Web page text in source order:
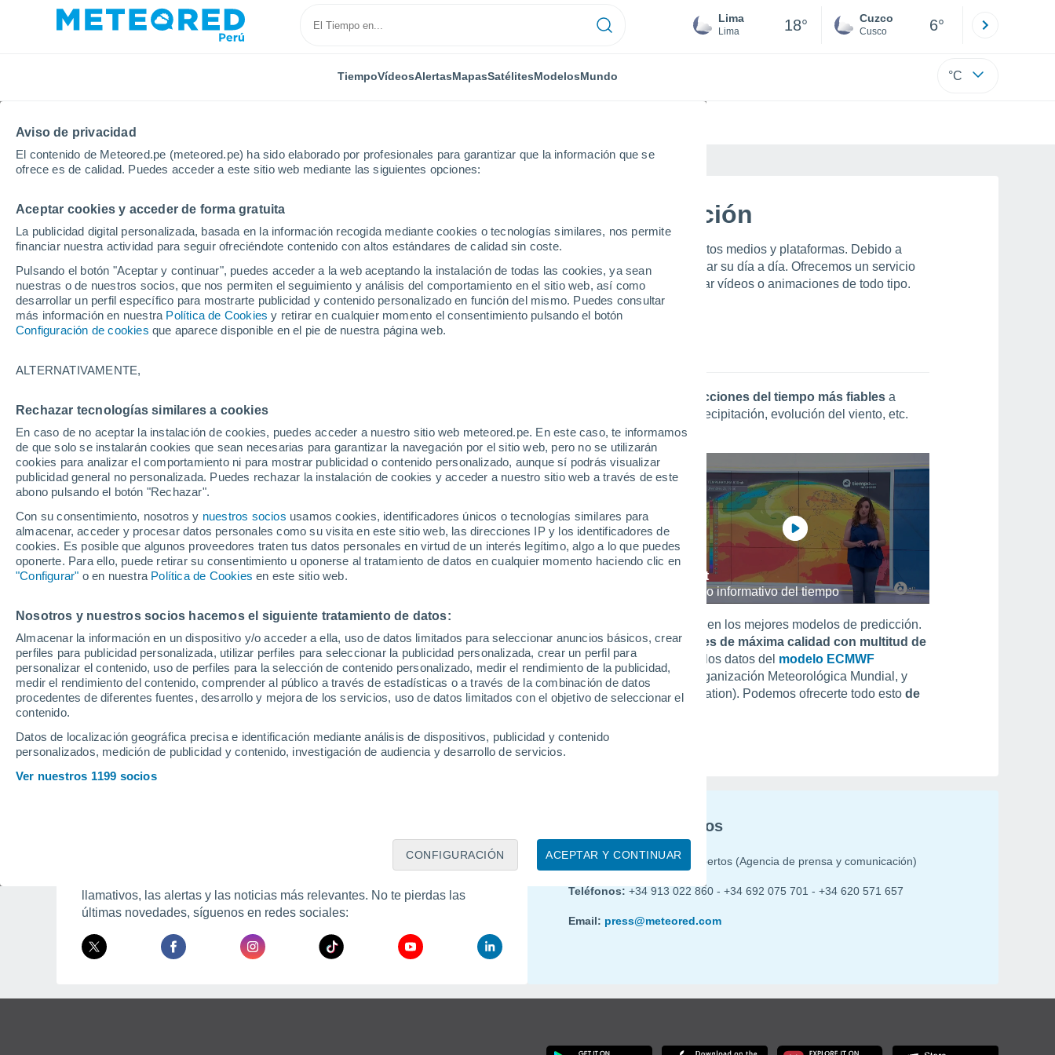
Aviso de privacidad
El contenido de Meteored.pe (meteored.pe) ha sido elaborado por profesionales para garantizar que la información que se
ofrece es de calidad. Puedes acceder a este sitio web mediante las siguientes opciones:
Aceptar cookies y acceder de forma gratuita
La publicidad digital personalizada, basada en la información recogida mediante cookies o tecnologías similares, nos permite
financiar nuestra actividad para seguir ofreciéndote contenido con altos estándares de calidad sin coste.
Pulsando el botón "Aceptar y continuar", puedes acceder a la web aceptando la instalación de todas las cookies, ya sean
nuestras o de nuestros socios, que nos permiten el seguimiento y análisis del comportamiento en el sitio web, así como
desarrollar un perfil específico para mostrarte publicidad y contenido personalizado en función del mismo. Puedes consultar
más información en nuestra Política de Cookies y retirar en cualquier momento el consentimiento pulsando el botón
Configuración de cookies que aparece disponible en el pie de nuestra página web.
ALTERNATIVAMENTE,
Rechazar tecnologías similares a cookies
En caso de no aceptar la instalación de cookies, puedes acceder a nuestro sitio web meteored.pe. En este caso, te informamos
de que solo se instalarán cookies que sean necesarias para garantizar la navegación por el sitio web, pero no se utilizarán
cookies para analizar el comportamiento ni para mostrar publicidad o contenido personalizado, aunque sí podrás visualizar
publicidad general no personalizada. Puedes rechazar la instalación de cookies y acceder a nuestro sitio web a través de este
abono pulsando el botón "Rechazar".
Con su consentimiento, nosotros y nuestros socios usamos cookies, identificadores únicos o tecnologías similares para
almacenar, acceder y procesar datos personales como su visita en este sitio web, las direcciones IP y los identificadores de
cookies. Es posible que algunos proveedores traten tus datos personales en virtud de un interés legítimo, algo a lo que puedes
oponerte. Para ello, puede retirar su consentimiento u oponerse al tratamiento de datos en cualquier momento haciendo clic en
"Configurar" o en nuestra Política de Cookies en este sitio web.
Nosotros y nuestros socios hacemos el siguiente tratamiento de datos:
Almacenar la información en un dispositivo y/o acceder a ella, uso de datos limitados para seleccionar anuncios básicos, crear
perfiles para publicidad personalizada, utilizar perfiles para seleccionar la publicidad personalizada, crear un perfil para
personalizar el contenido, uso de perfiles para la selección de contenido personalizado, medir el rendimiento de la publicidad,
medir el rendimiento del contenido, comprender al público a través de estadísticas o a través de la combinación de datos
procedentes de diferentes fuentes, desarrollo y mejora de los servicios, uso de datos limitados con el objetivo de seleccionar el
contenido.
Datos de localización geográfica precisa e identificación mediante análisis de dispositivos, publicidad y contenido
personalizados, medición de publicidad y contenido, investigación de audiencia y desarrollo de servicios.
Ver nuestros 1199 socios
ACEPTAR Y CONTINUAR
CONFIGURACIÓN
Lima
Lima 18° Cuzco
Cusco 6°
TiempoVídeosAlertasMapasSatélitesModelosMundo °C
Inicio Sobre nosotros Medios
Meteored - El Tiempo para medios de comunicación
Actualmente, las predicciones, noticias y modelos de Meteored, llegan a todo el mundo a través de distintos medios y plataformas. Debido a
nuestra experiencia y compromiso con la calidad, millones de personas confían en nosotros para planificar su día a día. Ofrecemos un servicio
de generación de recursos audiovisuales para medios de comunicación, entre los que podemos encontrar vídeos o animaciones de todo tipo.
Además, tenemos un equipo de expertos en meteorología dispuesto a asesorarte.
vídeos, animaciones, así como cualquier tipo de imagen o mapa, para trasladar las predicciones del tiempo más fiables a
televisiones y medios digitales: mapas de isobaras, geopotencial y temperatura a 500 hPa o 850 hPa, precipitación, evolución del viento, etc.
Algunos medios ya hacen uso de nuestros recursos.
La Sexta
À Punt
Espacio informativo del tiempo
Meteored está en constante I+D, esto nos permite desarrollar y ofrecer los mapas más punteros basados en los mejores modelos de predicción.
De esta fiabilidad en las predicciones y la creatividad de nuestros profesionales, generamosanimaciones de máxima calidad con multitud de
variables meteorológicas, adaptadas a la imagen corporativa y el grafismo del medio. Trabajamos con los datos del modelo ECMWF
(European Centre for Medium-Range Weather Forecasts) considerado el mejor a nivel mundial por la Organización Meteorológica Mundial, y
con elmodelo GFS(Global Forecast System) de la NOAA (National Oceanic and Atmospheric Administration). Podemos ofrecerte todo esto de
En Meteored somos muy activos en redes sociales. En ellas, informamos
llamativos, las alertas y las noticias más relevantes. No te pierdas las
últimas novedades, síguenos en redes sociales:
Contacta con nosotros
Asesórate con nuestros expertos (Agencia de prensa y comunicación)
Teléfonos: +34 913 022 860 - +34 692 075 701 - +34 620 571 657
Email: press@meteored.com